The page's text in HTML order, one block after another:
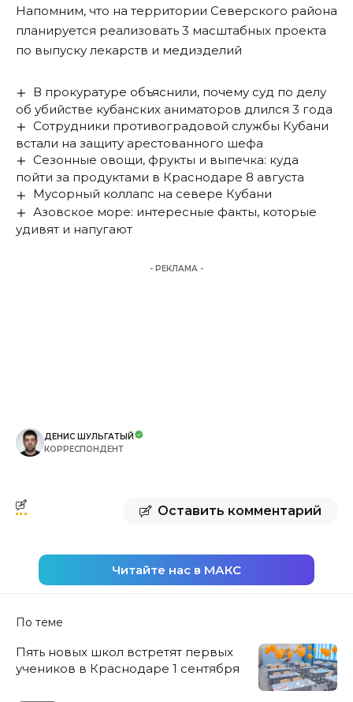
Напомним, что на территории Северского района
планируется реализовать 3 масштабных проекта
по выпуску лекарств и медизделий
В прокуратуре объяснили, почему суд по делу
об убийстве кубанских аниматоров длился 3 года
Сотрудники противоградовой службы Кубани
встали на защиту арестованного шефа
Сезонные овощи, фрукты и выпечка: куда
пойти за продуктами в Краснодаре 8 августа
Мусорный коллапс на севере Кубани
Азовское море: интересные факты, которые
удивят и напугают
- РЕКЛАМА -
ДЕНИС ШУЛЬГАТЫЙ
КОРРЕСПОНДЕНТ
Оставить комментарий
Читайте нас в МАКС
По теме
Пять новых школ встретят первых
учеников в Краснодаре 1 сентября